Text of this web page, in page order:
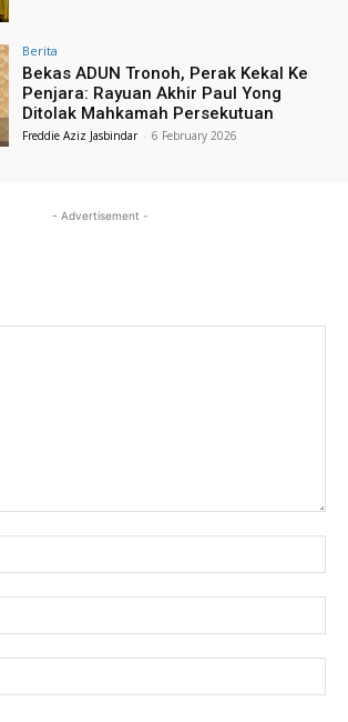
Berita
Bekas ADUN Tronoh, Perak Kekal Ke
Penjara: Rayuan Akhir Paul Yong
Ditolak Mahkamah Persekutuan
Freddie Aziz Jasbindar - 6 February 2026
- Advertisement -